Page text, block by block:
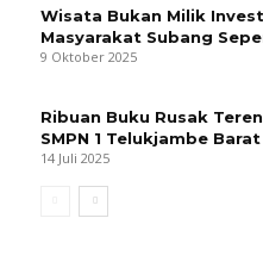
Wisata Bukan Milik
Masyarakat Subang
9 Oktober 2025
Ribuan Buku Rusak
SMPN 1 Telukjambe Barat
14 Juli 2025